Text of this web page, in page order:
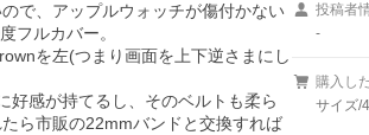
で、アップルウォッチが傷付かない
フルカバー。
を左(つまり画面を上下逆さまにし
好感が持てるし、そのベルトも柔ら
ら市販の22mmバンドと交換すれば
投稿者
-
購入し
サイズ/